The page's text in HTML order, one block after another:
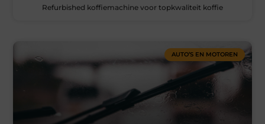
Refurbished koffiemachine voor topkwaliteit koffie
AUTO’S EN MOTOREN